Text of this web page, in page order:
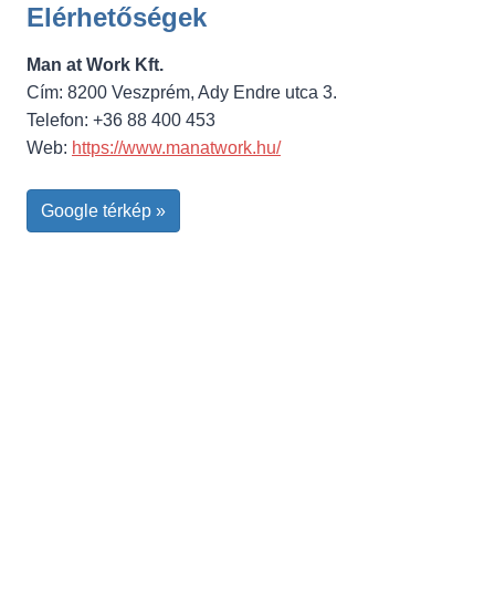
Elérhetőségek
Man at Work Kft.
Cím: 8200 Veszprém, Ady Endre utca 3.
Telefon: +36 88 400 453
Web: https://www.manatwork.hu/
Google térkép »